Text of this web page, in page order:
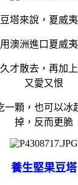
塔來說，夏威
澳洲進口夏威
才散去，再加
又愛又恨
一顆，也可以冰
掉，反而更脆
養生堅果豆塔